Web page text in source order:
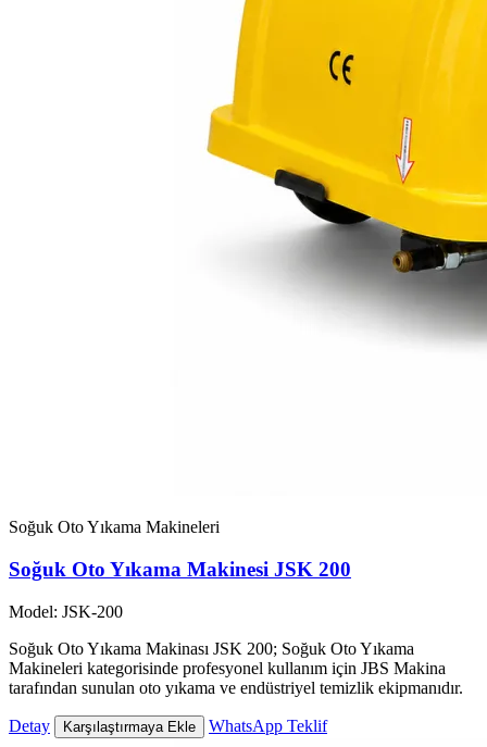
Soğuk Oto Yıkama Makineleri
Soğuk Oto Yıkama Makinesi JSK 200
Model: JSK-200
Soğuk Oto Yıkama Makinası JSK 200; Soğuk Oto Yıkama
Makineleri kategorisinde profesyonel kullanım için JBS Makina
tarafından sunulan oto yıkama ve endüstriyel temizlik ekipmanıdır.
Detay Karşılaştırmaya Ekle WhatsApp Teklif